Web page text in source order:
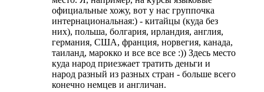
официальные хожу, вот у нас группочка
интернациональная:) - китайцы (куда без
них), польша, болгария, ирландия, англия,
германия, США, франция, норвегия, канада,
таиланд, марокко и все все все :)) Здесь место
куда народ приезжает тратить деньги и
народ разный из разных стран - больше всего
конечно немцев и англичан.